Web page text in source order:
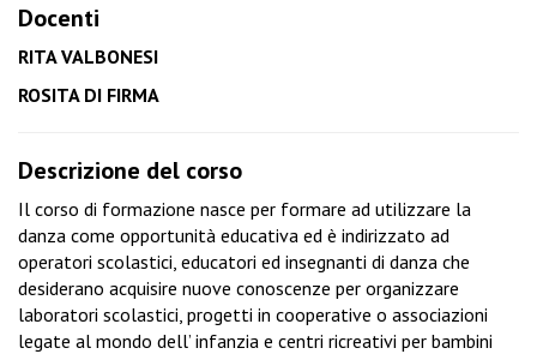
Docenti
RITA VALBONESI
ROSITA DI FIRMA
Descrizione del corso
Il corso di formazione nasce per formare ad utilizzare la
danza come opportunità educativa ed è indirizzato ad
operatori scolastici, educatori ed insegnanti di danza che
desiderano acquisire nuove conoscenze per organizzare
laboratori scolastici, progetti in cooperative o associazioni
legate al mondo dell’ infanzia e centri ricreativi per bambini